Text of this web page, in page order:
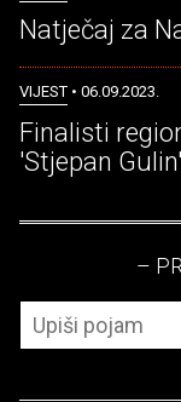
Natječaj za
VIJEST • 06.09.2023.
Finalisti
'Stjepan Gulin'
–